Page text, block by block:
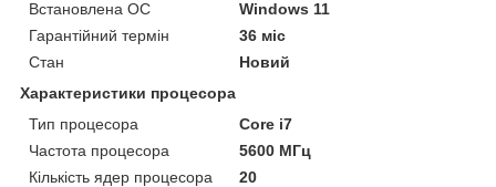
Встановлена ОС
Windows 11
Гарантійний термін
36 міс
Стан
Новий
Характеристики процесора
Тип процесора
Core i7
Частота процесора
5600 МГц
Кількість ядер процесора
20